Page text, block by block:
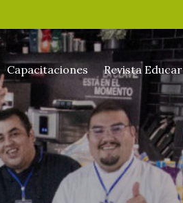
Capacitaciones Revista Educar